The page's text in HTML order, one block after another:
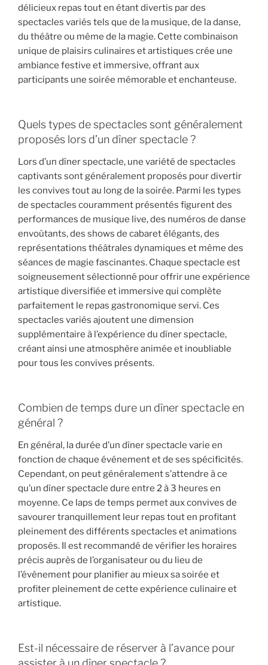
délicieux repas tout en étant divertis par des
spectacles variés tels que de la musique, de la danse,
du théâtre ou même de la magie. Cette combinaison
unique de plaisirs culinaires et artistiques crée une
ambiance festive et immersive, offrant aux
participants une soirée mémorable et enchanteuse.
Quels types de spectacles sont généralement
proposés lors d’un dîner spectacle ?
Lors d’un dîner spectacle, une variété de spectacles
captivants sont généralement proposés pour divertir
les convives tout au long de la soirée. Parmi les types
de spectacles couramment présentés figurent des
performances de musique live, des numéros de danse
envoûtants, des shows de cabaret élégants, des
représentations théâtrales dynamiques et même des
séances de magie fascinantes. Chaque spectacle est
soigneusement sélectionné pour offrir une expérience
artistique diversifiée et immersive qui complète
parfaitement le repas gastronomique servi. Ces
spectacles variés ajoutent une dimension
supplémentaire à l’expérience du dîner spectacle,
créant ainsi une atmosphère animée et inoubliable
pour tous les convives présents.
Combien de temps dure un dîner spectacle en
général ?
En général, la durée d’un dîner spectacle varie en
fonction de chaque événement et de ses spécificités.
Cependant, on peut généralement s’attendre à ce
qu’un dîner spectacle dure entre 2 à 3 heures en
moyenne. Ce laps de temps permet aux convives de
savourer tranquillement leur repas tout en profitant
pleinement des différents spectacles et animations
proposés. Il est recommandé de vérifier les horaires
précis auprès de l’organisateur ou du lieu de
l’événement pour planifier au mieux sa soirée et
profiter pleinement de cette expérience culinaire et
artistique.
Est-il nécessaire de réserver à l’avance pour